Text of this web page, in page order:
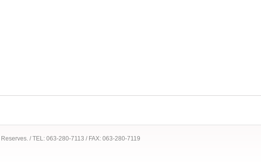
/ TEL: 063-280-7113 / FAX: 063-280-7119